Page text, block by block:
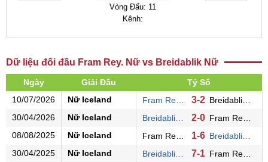
Vòng Đấu: 11
Kênh:
Dữ liệu đối đầu Fram Rey. Nữ vs Breidablik Nữ
Ngày Giải Đấu
Tỷ Số
10/07/2026
Nữ Iceland 3-2
30/04/2026
Nữ Iceland 2-0
08/08/2025
Nữ Iceland 1-6
30/04/2025
Nữ Iceland 7-1